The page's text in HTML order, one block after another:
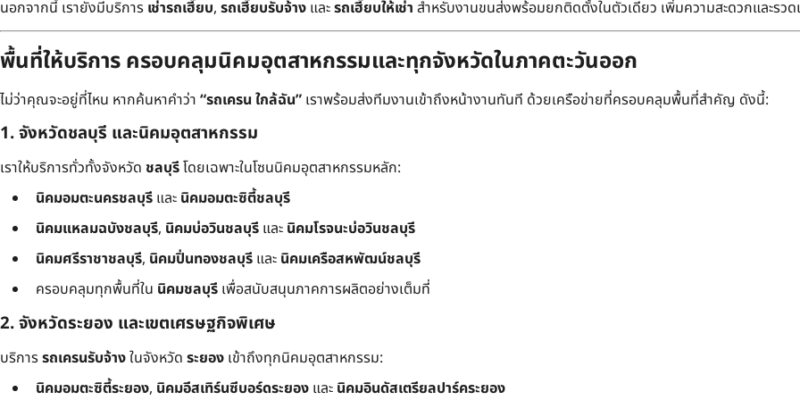
นอกจากนี้ เรายังมีบริการ เช่ารถเฮี๊ยบ, รถเฮี๊ยบรับจ้าง และรถเฮี๊ยบให้เช่า สำหรับงานขนส่งพร้อมยกติดตั้งในตัวเดียว เพิ่มความสะดวกและรว
พื้นที่ให้บริการ ครอบคลุมนิคมอุตสาหกรรมและทุกจังหวัดในภาคตะวันออก
ไม่ว่าคุณจะอยู่ที่ไหน หากค้นหาคำว่า “รถเครน ใกล้ฉัน” เราพร้อมส่งทีมงานเข้าถึงหน้างานทันที ด้วยเครือข่ายที่ครอบคลุมพื้นที่สำคัญ ดังนี้:
1. จังหวัดชลบุรี และนิคมอุตสาหกรรม
เราให้บริการทั่วทั้งจังหวัด ชลบุรีโดยเฉพาะในโซนนิคมอุตสาหกรรมหลัก:
นิคมอมตะนครชลบุรี และ นิคมอมตะซิตี้ชลบุรี
นิคมแหลมฉบังชลบุรี, นิคมบ่อวินชลบุรี และ นิคมโรจนะบ่อวินชลบุรี
นิคมศรีราชาชลบุรี, นิคมปิ่นทองชลบุรี และ นิคมเครือสหพัฒน์ชลบุรี
ครอบคลุมทุกพื้นที่ใน นิคมชลบุรี เพื่อสนับสนุนภาคการผลิตอย่างเต็มที่
2. จังหวัดระยอง และเขตเศรษฐกิจพิเศษ
บริการรถเครนรับจ้างในจังหวัด ระยอง เข้าถึงทุกนิคมอุตสาหกรรม:
นิคมอมตะซิตี้ระยอง, นิคมอีสเทิร์นซีบอร์ดระยอง และ นิคมอินดัสเตรียลปาร์คระยอง